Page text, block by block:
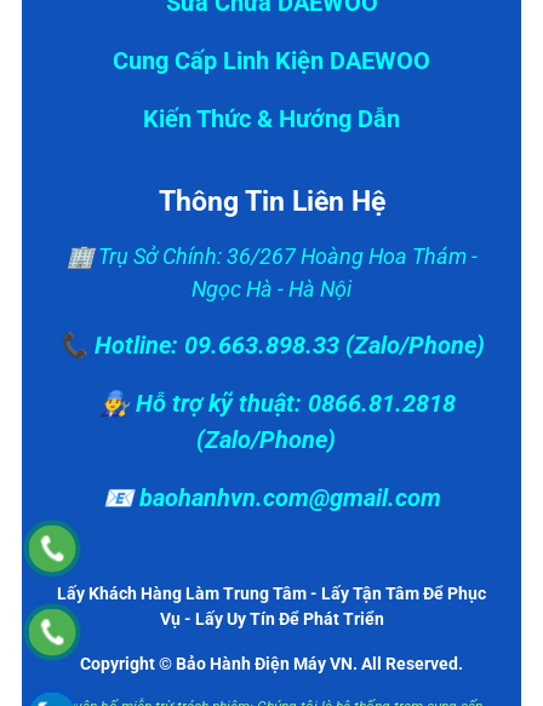
Cung Cấp Linh Kiện DAEWOO
Kiến Thức & Hướng Dẫn
Thông Tin Liên Hệ
🏢 Trụ Sở Chính: 36/267 Hoàng Hoa Thám -
Ngọc Hà - Hà Nội
📞 Hotline: 09.663.898.33 (Zalo/Phone)
👨‍🔧 Hỗ trợ kỹ thuật: 0866.81.2818
(Zalo/Phone)
📧 baohanhvn.com@gmail.com
Lấy Khách Hàng Làm Trung Tâm - Lấy Tận Tâm Để Phục
Vụ - Lấy Uy Tín Để Phát Triển
Copyright © Bảo Hành Điện Máy VN. All Reserved.